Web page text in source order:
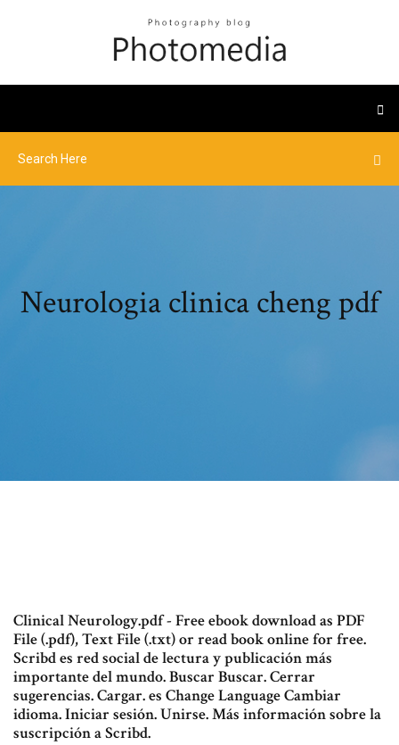
Neurologia clinica cheng pdf
Clinical Neurology.pdf - Free ebook download as PDF
File (.pdf), Text File (.txt) or read book online for free.
Scribd es red social de lectura y publicación más
importante del mundo. Buscar Buscar. Cerrar
sugerencias. Cargar. es Change Language Cambiar
idioma. Iniciar sesión. Unirse. Más información sobre la
suscripción a Scribd.